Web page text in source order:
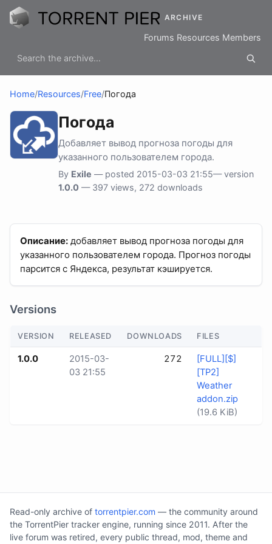
ARCHIVE
Forums Resources Members
Home/Resources/Free/Погода
Погода
Добавляет вывод прогноза погоды для
указанного пользователем города.
By Exile — posted 2015-03-03 21:55— version
1.0.0 — 397 views, 272 downloads
Описание: добавляет вывод прогноза погоды для
указанного пользователем города. Прогноз погоды
парсится с Яндекса, результат кэшируется.
Versions
VERSION RELEASED DOWNLOADS FILES
1.0.0
2015-03-
03 21:55
272
[FULL][$]
[TP2]
Weather
addon.zip
(19.6 KiB)
Read-only archive of torrentpier.com — the community around
the TorrentPier tracker engine, running since 2011. After the
live forum was retired, every public thread, mod, theme and